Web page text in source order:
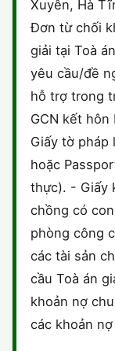
Xuyên, Hà
Đơn từ chối
giải tại Toà
yêu cầu/đề
hỗ trợ trong
GCN kết
Giấy tờ pháp
hoặc
thực). - Giấy
chồng có
phòng công
các tài sản
cầu Toà án
khoản nợ
các khoản